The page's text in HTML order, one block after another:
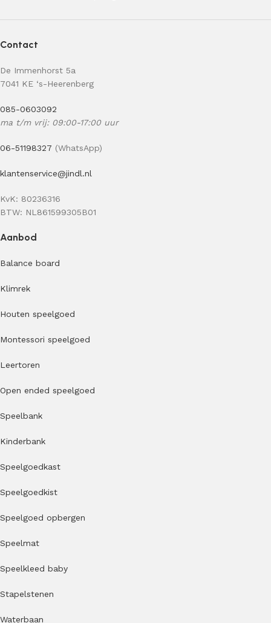
Contact
De Immenhorst 5a
7041 KE ‘s-Heerenberg
085-0603092
ma t/m vrij: 09:00-17:00 uur
06-51198327 (WhatsApp)
klantenservice@jindl.nl
KvK: 80236316
BTW: NL861599305B01
Aanbod
Balance board
Klimrek
Houten speelgoed
Montessori speelgoed
Leertoren
Open ended speelgoed
Speelbank
Kinderbank
Speelgoedkast
Speelgoedkist
Speelgoed opbergen
Speelmat
Speelkleed baby
Stapelstenen
Waterbaan